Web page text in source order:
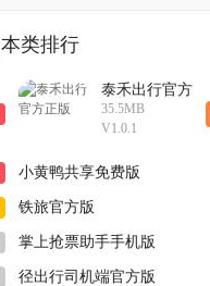
本类排行
泰禾出行官方
正版
35.5MB
V1.0.1
小黄鸭共享免费版
铁旅官方版
掌上抢票助手手机版
径出行司机端官方版